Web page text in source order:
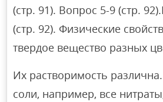
(стр. 91). Вопрос 5-9 (стр.
(стр. 92). Физические
твердое вещество разных
Их растворимость
соли, например, все